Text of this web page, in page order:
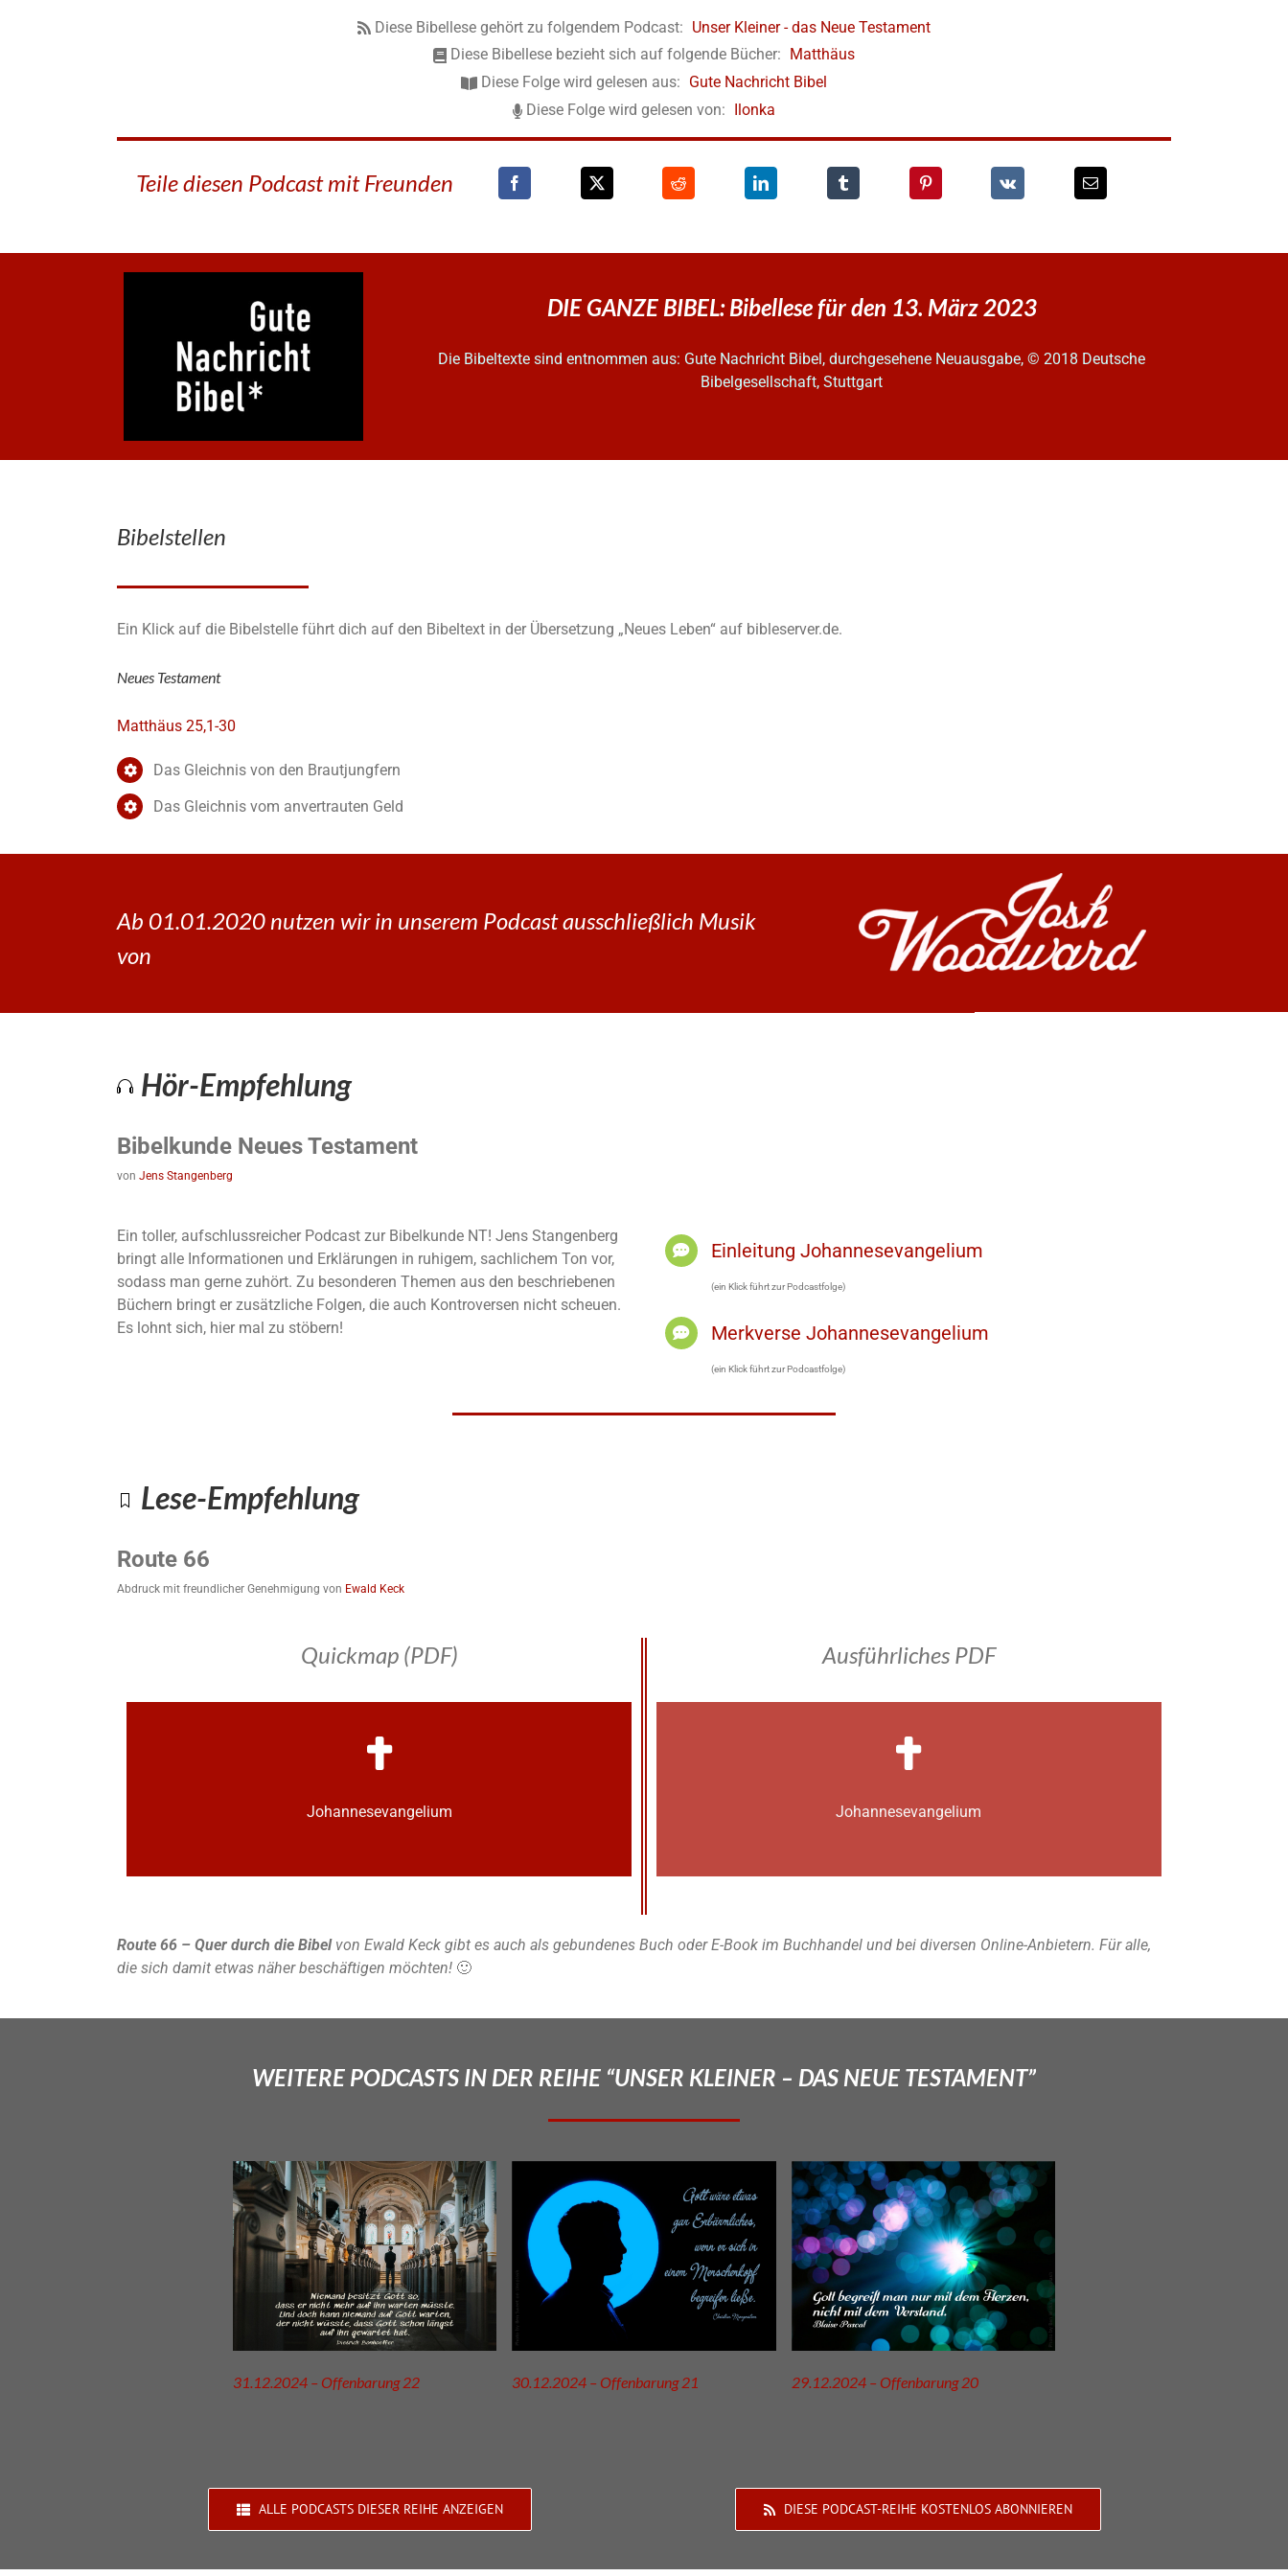
Diese Bibellese gehört zu folgendem Podcast: Unser Kleiner - das Neue Testament
Diese Bibellese bezieht sich auf folgende Bücher:
Matthäus
Diese Folge wird gelesen aus: Gute Nachricht Bibel
Diese Folge wird gelesen von: Ilonka
Teile diesen Podcast mit Freunden
DIE GANZE BIBEL: Bibellese für den 13. März 2023
Die Bibeltexte sind entnommen aus: Gute Nachricht Bibel, durchgesehene Neuausgabe, © 2018 Deutsche
Bibelgesellschaft, Stuttgart
Bibelstellen
Ein Klick auf die Bibelstelle führt dich auf den Bibeltext in der Übersetzung „Neues Leben“ auf bibleserver.de.
Neues Testament
Matthäus 25,1-30
Das Gleichnis von den Brautjungfern
Das Gleichnis vom anvertrauten Geld
Ab 01.01.2020 nutzen wir in unserem Podcast ausschließlich Musik
von
Hör-Empfehlung
Bibelkunde Neues Testament
von Jens Stangenberg
Ein toller, aufschlussreicher Podcast zur Bibelkunde NT! Jens Stangenberg
bringt alle Informationen und Erklärungen in ruhigem, sachlichem Ton vor,
sodass man gerne zuhört. Zu besonderen Themen aus den beschriebenen
Büchern bringt er zusätzliche Folgen, die auch Kontroversen nicht scheuen.
Es lohnt sich, hier mal zu stöbern!
Einleitung Johannesevangelium
(ein Klick führt zur Podcastfolge)
Merkverse Johannesevangelium
(ein Klick führt zur Podcastfolge)
Lese-Empfehlung
Route 66
Abdruck mit freundlicher Genehmigung von Ewald Keck
Quickmap (PDF)
Johannes­­evangelium
Ausführliches PDF
Johannes­­evangelium
Route 66 – Quer durch die Bibel von Ewald Keck gibt es auch als gebundenes Buch oder E-Book im Buchhandel und bei diversen Online-Anbietern. Für alle,
die sich damit etwas näher beschäftigen möchten! 🙂
WEITERE PODCASTS IN DER REIHE “UNSER KLEINER – DAS NEUE TESTAMENT”
31.12.2024 – Offenbarung 22 30.12.2024 – Offenbarung 21 29.12.2024 – Offenbarung 20
ALLE PODCASTS DIESER REIHE ANZEIGEN DIESE PODCAST-REIHE KOSTENLOS ABONNIEREN